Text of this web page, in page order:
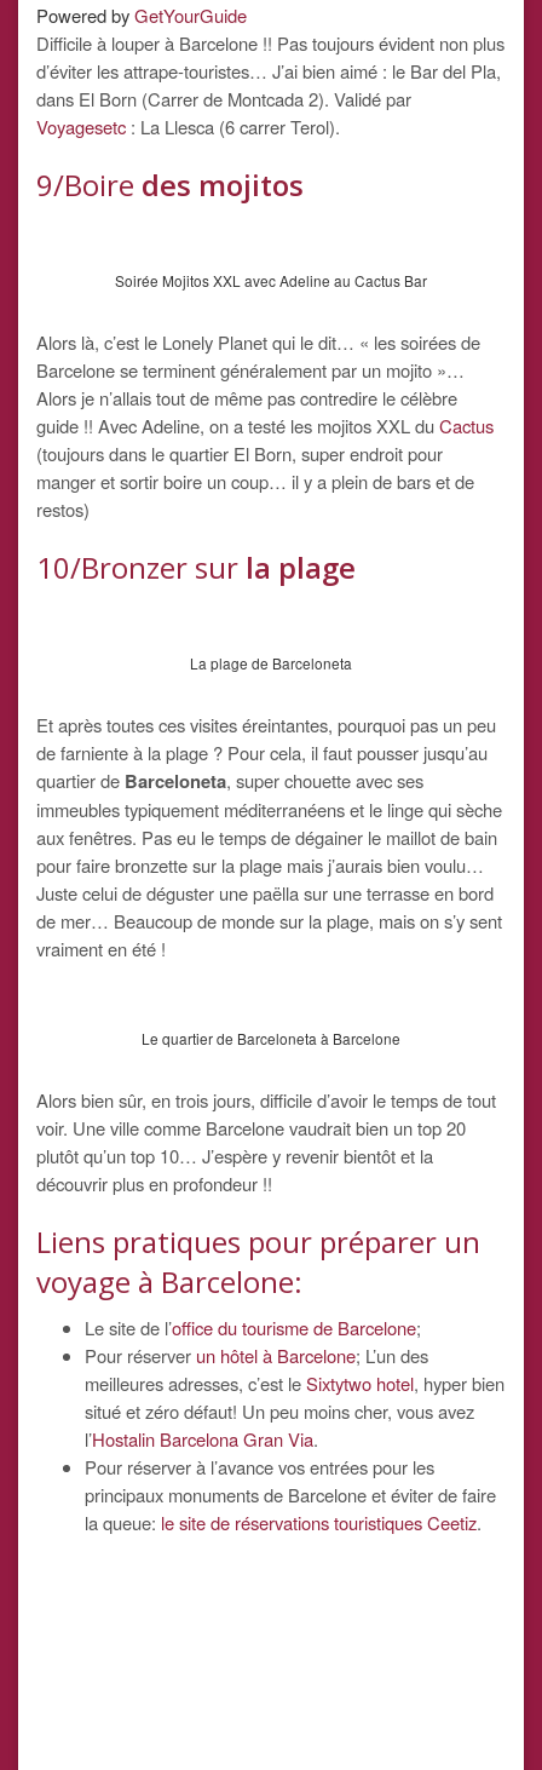
Powered byGetYourGuide
Difficile à louper à Barcelone !! Pas toujours évident non plus
d’éviter les attrape-touristes… J’ai bien aimé : le Bar del Pla,
dans El Born (Carrer de Montcada 2). Validé par
Voyagesetc : La Llesca (6 carrer Terol).
9/Boire des mojitos
Soirée Mojitos XXL avec Adeline au Cactus Bar
Alors là, c’est le Lonely Planet qui le dit… « les soirées de
Barcelone se terminent généralement par un mojito »…
Alors je n’allais tout de même pas contredire le célèbre
guide !! Avec Adeline, on a testé les mojitos XXL duCactus
(toujours dans le quartier El Born, super endroit pour
manger et sortir boire un coup… il y a plein de bars et de
restos)
10/Bronzer sur la plage
La plage de Barceloneta
Et après toutes ces visites éreintantes, pourquoi pas un peu
de farniente à la plage ? Pour cela, il faut pousser jusqu’au
quartier de Barceloneta, super chouette avec ses
immeubles typiquement méditerranéens et le linge qui sèche
aux fenêtres. Pas eu le temps de dégainer le maillot de bain
pour faire bronzette sur la plage mais j’aurais bien voulu…
Juste celui de déguster une paëlla sur une terrasse en bord
de mer… Beaucoup de monde sur la plage, mais on s’y sent
vraiment en été !
Le quartier de Barceloneta à Barcelone
Alors bien sûr, en trois jours, difficile d’avoir le temps de tout
voir. Une ville comme Barcelone vaudrait bien un top 20
plutôt qu’un top 10… J’espère y revenir bientôt et la
découvrir plus en profondeur !!
Liens pratiques pour préparer un
voyage à Barcelone:
Le site de l’office du tourisme de Barcelone;
Pour réserver un hôtel à Barcelone; L’un des
meilleures adresses, c’est leSixtytwo hotel, hyper bien
situé et zéro défaut! Un peu moins cher, vous avez
l’Hostalin Barcelona Gran Via.
Pour réserver à l’avance vos entrées pour les
principaux monuments de Barcelone et éviter de faire
la queue: le site de réservations touristiques Ceetiz.